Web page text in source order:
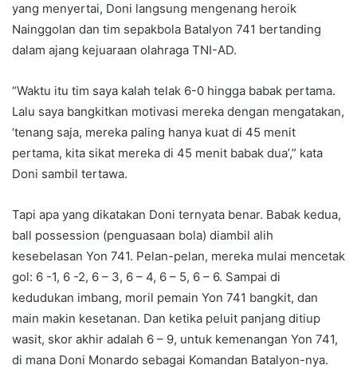
yang menyertai, Doni langsung mengenang heroik
Nainggolan dan tim sepakbola Batalyon 741 bertanding
dalam ajang kejuaraan olahraga TNI-AD.
“Waktu itu tim saya kalah telak 6-0 hingga babak pertama.
Lalu saya bangkitkan motivasi mereka dengan mengatakan,
‘tenang saja, mereka paling hanya kuat di 45 menit
pertama, kita sikat mereka di 45 menit babak dua’,” kata
Doni sambil tertawa.
Tapi apa yang dikatakan Doni ternyata benar. Babak kedua,
ball possession (penguasaan bola) diambil alih
kesebelasan Yon 741. Pelan-pelan, mereka mulai mencetak
gol: 6 -1, 6 -2, 6 – 3, 6 – 4, 6 – 5, 6 – 6. Sampai di
kedudukan imbang, moril pemain Yon 741 bangkit, dan
main makin kesetanan. Dan ketika peluit panjang ditiup
wasit, skor akhir adalah 6 – 9, untuk kemenangan Yon 741,
di mana Doni Monardo sebagai Komandan Batalyon-nya.